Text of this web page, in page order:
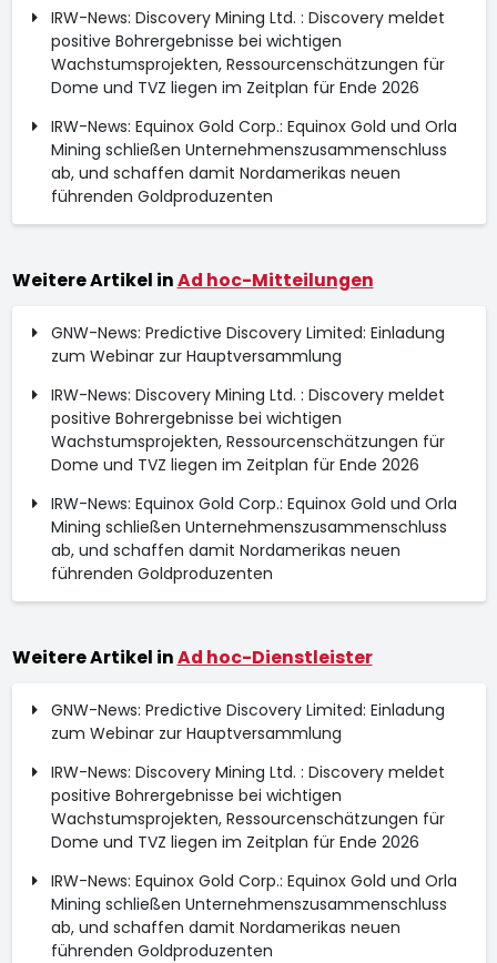
IRW-News: Discovery Mining Ltd. : Discovery meldet
positive Bohrergebnisse bei wichtigen
Wachstumsprojekten, Ressourcenschätzungen für
Dome und TVZ liegen im Zeitplan für Ende 2026
IRW-News: Equinox Gold Corp.: Equinox Gold und Orla
Mining schließen Unternehmenszusammenschluss
ab, und schaffen damit Nordamerikas neuen
führenden Goldproduzenten
Weitere Artikel inAd hoc-Mitteilungen
GNW-News: Predictive Discovery Limited: Einladung
zum Webinar zur Hauptversammlung
IRW-News: Discovery Mining Ltd. : Discovery meldet
positive Bohrergebnisse bei wichtigen
Wachstumsprojekten, Ressourcenschätzungen für
Dome und TVZ liegen im Zeitplan für Ende 2026
IRW-News: Equinox Gold Corp.: Equinox Gold und Orla
Mining schließen Unternehmenszusammenschluss
ab, und schaffen damit Nordamerikas neuen
führenden Goldproduzenten
Weitere Artikel inAd hoc-Dienstleister
GNW-News: Predictive Discovery Limited: Einladung
zum Webinar zur Hauptversammlung
IRW-News: Discovery Mining Ltd. : Discovery meldet
positive Bohrergebnisse bei wichtigen
Wachstumsprojekten, Ressourcenschätzungen für
Dome und TVZ liegen im Zeitplan für Ende 2026
IRW-News: Equinox Gold Corp.: Equinox Gold und Orla
Mining schließen Unternehmenszusammenschluss
ab, und schaffen damit Nordamerikas neuen
führenden Goldproduzenten